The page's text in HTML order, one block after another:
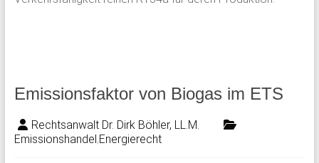
Emissionsfaktor von Biogas im ETS
Rechtsanwalt Dr. Dirk Böhler, LL.M.
Emissionshandel ,Energierecht